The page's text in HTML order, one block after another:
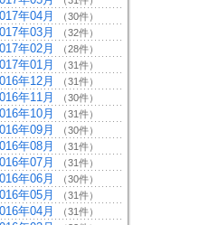
年04月 （30件）
年03月 （32件）
年02月 （28件）
年01月 （31件）
年12月 （31件）
年11月 （30件）
年10月 （31件）
年09月 （30件）
年08月 （31件）
年07月 （31件）
年06月 （30件）
年05月 （31件）
年04月 （31件）